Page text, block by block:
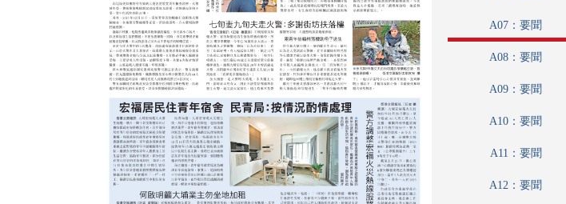
A07：要聞
A08：要聞
A09：要聞
A10：要聞
A11：要聞
A12：要聞